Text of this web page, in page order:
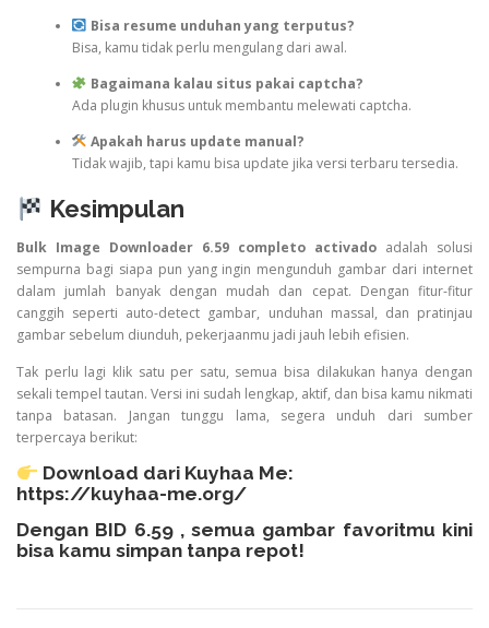
Bisa resume unduhan yang terputus?
Bisa, kamu tidak perlu mengulang dari awal.
Bagaimana kalau situs pakai captcha?
Ada plugin khusus untuk membantu melewati captcha.
Apakah harus update manual?
Tidak wajib, tapi kamu bisa update jika versi terbaru tersedia.
Kesimpulan
Bulk Image Downloader 6.59 completo activado adalah solusi
sempurna bagi siapa pun yang ingin mengunduh gambar dari internet
dalam jumlah banyak dengan mudah dan cepat. Dengan fitur-fitur
canggih seperti auto-detect gambar, unduhan massal, dan pratinjau
gambar sebelum diunduh, pekerjaanmu jadi jauh lebih efisien.
Tak perlu lagi klik satu per satu, semua bisa dilakukan hanya dengan
sekali tempel tautan. Versi ini sudah lengkap, aktif, dan bisa kamu nikmati
tanpa batasan. Jangan tunggu lama, segera unduh dari sumber
terpercaya berikut:
Download dari Kuyhaa Me:
https://kuyhaa-me.org/
Dengan BID 6.59 , semua gambar favoritmu kini
bisa kamu simpan tanpa repot!